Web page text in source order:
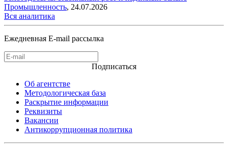
Промышленность, 24.07.2026
Вся аналитика
Ежедневная E-mail рассылка
Подписаться
Об агентстве
Методологическая база
Раскрытие информации
Реквизиты
Вакансии
Антикоррупционная политика